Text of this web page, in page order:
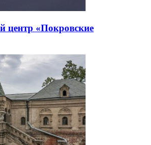
центр «Покровские